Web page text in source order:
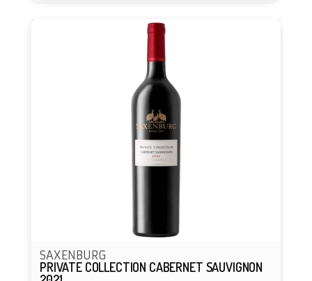
SAXENBURG
PRIVATE COLLECTION CABERNET SAUVIGNON